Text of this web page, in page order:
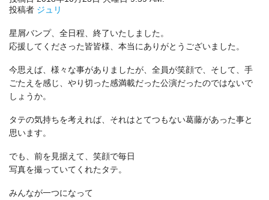
投稿者 ジュリ
星屑バンプ、全日程、終了いたしました。
応援してくださった皆皆様、本当にありがとうございました。
今思えば、様々な事がありましたが、全員が笑顔で、そして、手
ごたえを感じ、やり切った感満載だった公演だったのではないで
しょうか。
タテの気持ちを考えれば、それはとてつもない葛藤があった事と
思います。
でも、前を見据えて、笑顔で毎日
写真を撮っていてくれたタテ。
みんなが一つになって